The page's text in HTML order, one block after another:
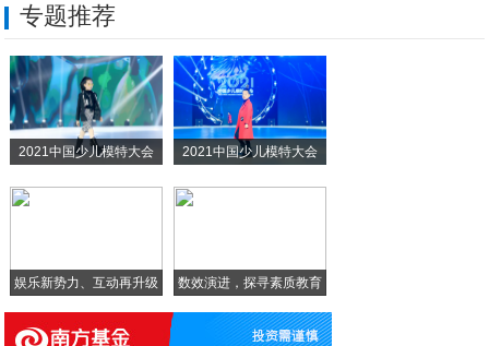
双奖闪耀实力不凡 长城新能源再获央视权威
年货节点燃新春“烟火气”，红豆股份舒适新
家庭维修行业的破局者：啄木鸟平台化模式的
专题推荐
2021中国少儿模特大会 2021中国少儿模特大会
娱乐新势力、互动再升级
数效演进，探寻素质教育